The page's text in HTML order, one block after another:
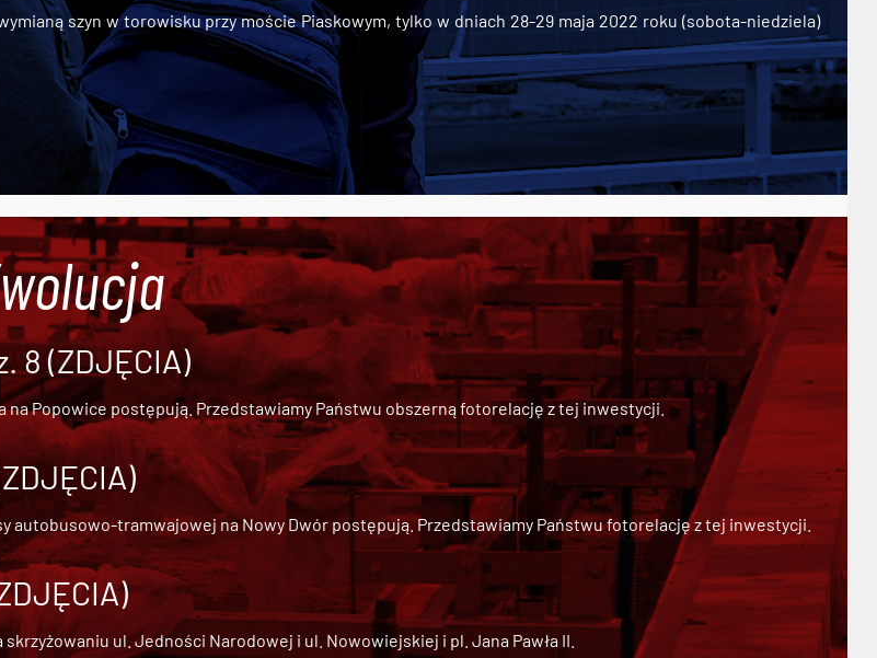
szyn w torowisku przy moście Piaskowym, tylko w dniach 28-29 maja 2022 roku (sobota-niedziela)
8 (ZDJĘCIA)
na Popowice postępują. Przedstawiamy Państwu obszerną fotorelację z tej inwestycji.
autobusowo-tramwajowej na Nowy Dwórpostępują. Przedstawiamy Państwu fotorelację z tej inwestycji.
ul. Jedności Narodowej i ul. Nowowiejskiej i pl. Jana Pawła II.